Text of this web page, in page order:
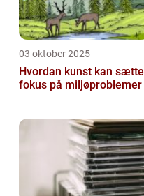
03 oktober 2025
Hvordan kunst kan sætte
fokus på miljøproblemer